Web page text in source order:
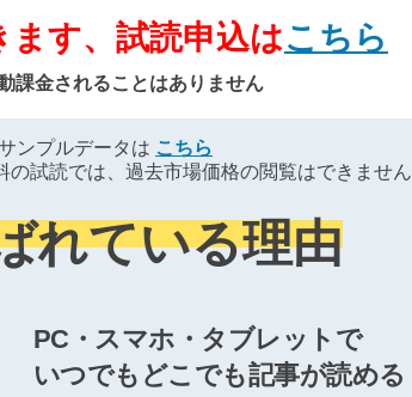
す、試読申込はこちら
課金されることはありません
ンプルデータは こちら
の試読では、過去市場価格の閲覧はできません
れている理由
PC・スマホ・タブレットで
いつでもどこでも記事が読める